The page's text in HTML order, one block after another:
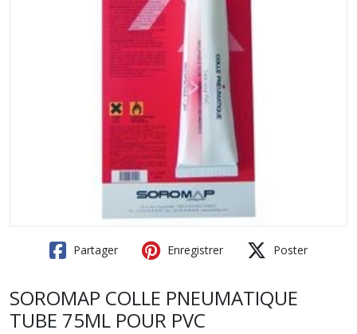
Partager Enregistrer Poster
SOROMAP COLLE PNEUMATIQUE
TUBE 75ML POUR PVC